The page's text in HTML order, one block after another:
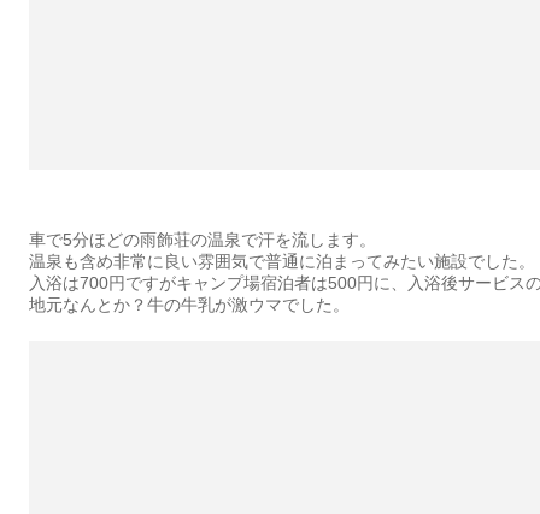
車で5分ほどの雨飾荘の温泉で汗を流します。
温泉も含め非常に良い雰囲気で普通に泊まってみたい施設でした。
入浴は700円ですがキャンプ場宿泊者は500円に、入浴後サービス
地元なんとか？牛の牛乳が激ウマでした。